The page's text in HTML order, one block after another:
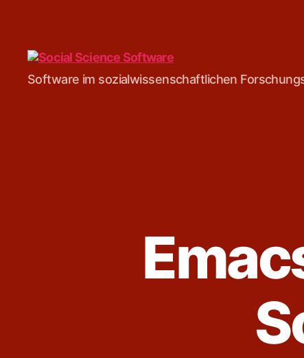
Social
Science
Software im sozialwissenschaftlichen